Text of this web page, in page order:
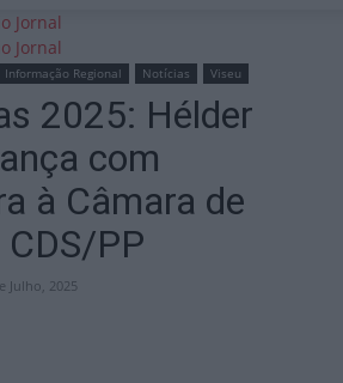
Informação Regional Notícias Viseu
2025: Hélder
com
à Câmara de
PP
Julho, 2025